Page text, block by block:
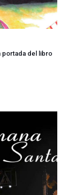
portada del libro